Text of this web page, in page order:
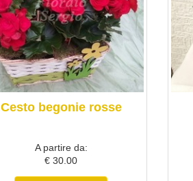
Cesto begonie rosse
A partire da:
€ 30.00